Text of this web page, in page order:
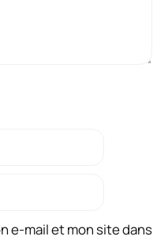
e-mail et mon site dans